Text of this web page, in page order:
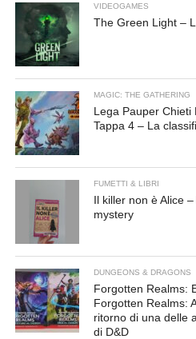
VIDEOGAMES
The Green Light –
MAGIC: THE GATHERING
Lega Pauper Chieti
Tappa 4 – La
FUMETTI & LIBRI
Il killer non è Alice
mystery
DUNGEONS & DRAGONS
Forgotten Realms:
Forgotten Realms:
ritorno di una delle
di D&D